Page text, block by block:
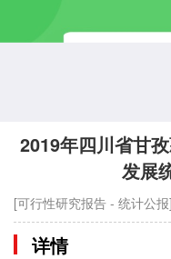
2019年四川省甘
发展
[可行性研究报告 - 统计公报]
详情